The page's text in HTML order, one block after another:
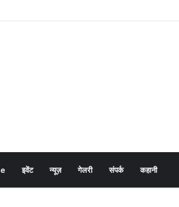
इवेंट न्यूज़ गेलरी संपर्क कहानी